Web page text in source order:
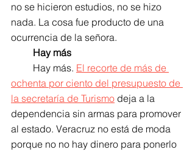
no se hicieron estudios, no se hizo
nada. La cosa fue producto de una
ocurrencia de la señora.
Hay más
Hay más. El recorte de más de
ochenta por ciento del presupuesto de
la secretaría de Turismo deja a la
dependencia sin armas para promover
al estado. Veracruz no está de moda
porque no no hay dinero para ponerlo